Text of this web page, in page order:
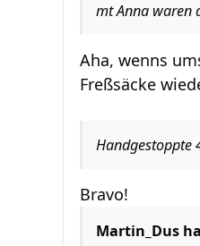
mt Anna waren
Aha, wenns
Freßsäcke
Handgestoppte
Bravo!
Martin_Dus